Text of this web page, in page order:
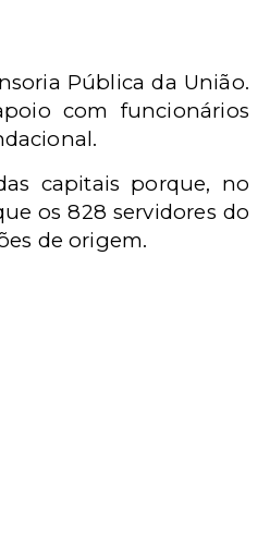
Pública da União.
com funcionários
capitais porque, no
os 828 servidores do
de origem.